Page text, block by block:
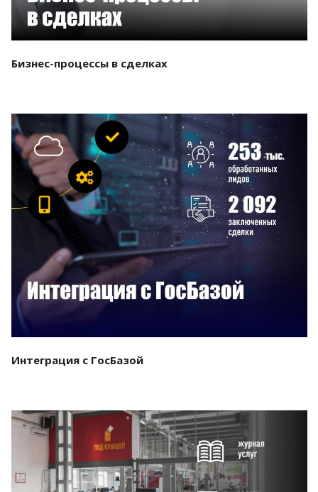
Бизнес-процессы в сделках
Смотреть проект
Интеграция с ГосБазой